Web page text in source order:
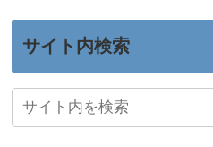
サイト内検索